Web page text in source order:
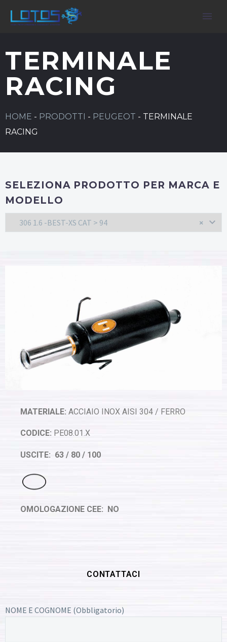
TERMINALE
RACING
HOME - PRODOTTI - PEUGEOT - TERMINALE
RACING
SELEZIONA PRODOTTO PER MARCA E
MODELLO
×
306 1.6 -BEST-XS CAT > 94
MATERIALE: ACCIAIO INOX AISI 304 / FERRO
CODICE: PE08.01.X
USCITE: 63 / 80 / 100
OMOLOGAZIONE CEE: NO
CONTATTACI
NOME E COGNOME (Obbligatorio)